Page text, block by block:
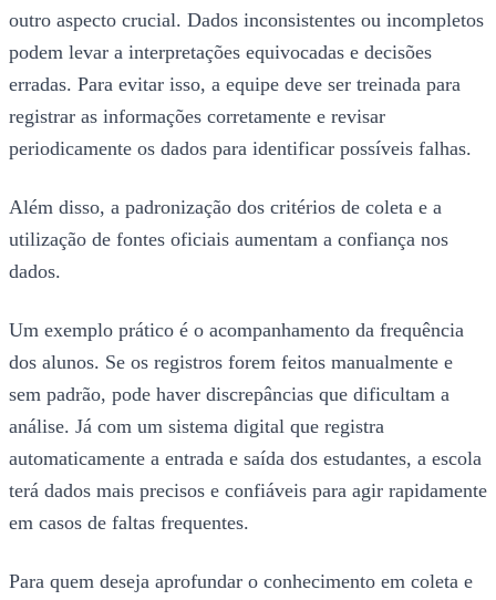
outro aspecto crucial. Dados inconsistentes ou incompletos
podem levar a interpretações equivocadas e decisões
erradas. Para evitar isso, a equipe deve ser treinada para
registrar as informações corretamente e revisar
periodicamente os dados para identificar possíveis falhas.
Além disso, a padronização dos critérios de coleta e a
utilização de fontes oficiais aumentam a confiança nos
dados.
Um exemplo prático é o acompanhamento da frequência
dos alunos. Se os registros forem feitos manualmente e
sem padrão, pode haver discrepâncias que dificultam a
análise. Já com um sistema digital que registra
automaticamente a entrada e saída dos estudantes, a escola
terá dados mais precisos e confiáveis para agir rapidamente
em casos de faltas frequentes.
Para quem deseja aprofundar o conhecimento em coleta e